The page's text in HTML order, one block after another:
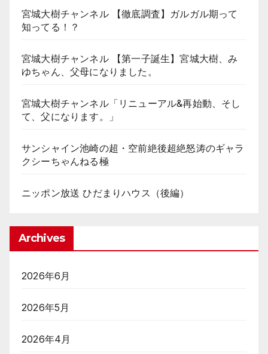
宮城大樹チャンネル 【徹底調査】ガルガル期って
知ってる！？
宮城大樹チャンネル 【第一子誕生】宮城大樹、み
ゆちゃん、父母になりました。
宮城大樹チャンネル「リニューアル&再始動、そし
て、父になります。」
サンシャイン池崎の超・空前絶後超絶怒涛のギャラ
クシーちゃんねる極
ニッポン放送 ひだまりハウス（後編）
Archives
2026年6月
2026年5月
2026年4月